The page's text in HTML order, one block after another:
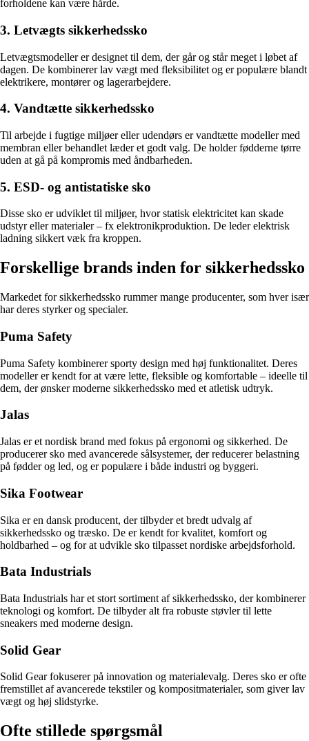
forholdene kan være hårde.
3. Letvægts sikkerhedssko
Letvægtsmodeller er designet til dem, der går og står meget i løbet af
dagen. De kombinerer lav vægt med fleksibilitet og er populære blandt
elektrikere, montører og lagerarbejdere.
4. Vandtætte sikkerhedssko
Til arbejde i fugtige miljøer eller udendørs er vandtætte modeller med
membran eller behandlet læder et godt valg. De holder fødderne tørre
uden at gå på kompromis med åndbarheden.
5. ESD- og antistatiske sko
Disse sko er udviklet til miljøer, hvor statisk elektricitet kan skade
udstyr eller materialer – fx elektronikproduktion. De leder elektrisk
ladning sikkert væk fra kroppen.
Forskellige brands inden for sikkerhedssko
Markedet for sikkerhedssko rummer mange producenter, som hver især
har deres styrker og specialer.
Puma Safety
Puma Safety kombinerer sporty design med høj funktionalitet. Deres
modeller er kendt for at være lette, fleksible og komfortable – ideelle til
dem, der ønsker moderne sikkerhedssko med et atletisk udtryk.
Jalas
Jalas er et nordisk brand med fokus på ergonomi og sikkerhed. De
producerer sko med avancerede sålsystemer, der reducerer belastning
på fødder og led, og er populære i både industri og byggeri.
Sika Footwear
Sika er en dansk producent, der tilbyder et bredt udvalg af
sikkerhedssko og træsko. De er kendt for kvalitet, komfort og
holdbarhed – og for at udvikle sko tilpasset nordiske arbejdsforhold.
Bata Industrials
Bata Industrials har et stort sortiment af sikkerhedssko, der kombinerer
teknologi og komfort. De tilbyder alt fra robuste støvler til lette
sneakers med moderne design.
Solid Gear
Solid Gear fokuserer på innovation og materialevalg. Deres sko er ofte
fremstillet af avancerede tekstiler og kompositmaterialer, som giver lav
vægt og høj slidstyrke.
Ofte stillede spørgsmål